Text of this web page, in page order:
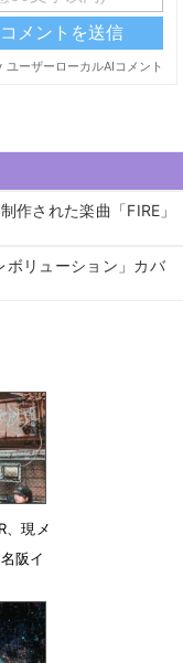
作された楽曲「FIRE」
リューション」カバ
、現メ
阪イ